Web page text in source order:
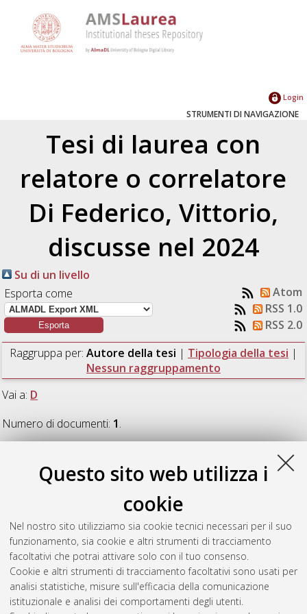
Questo sito web utilizza i
cookie
Nel nostro sito utilizziamo sia cookie tecnici necessari per il suo
funzionamento, sia cookie e altri strumenti di tracciamento
facoltativi che potrai attivare solo con il tuo consenso.
Cookie e altri strumenti di tracciamento facoltativi sono usati per
analisi statistiche, misure sull'efficacia della comunicazione
istituzionale e analisi dei comportamenti degli utenti.
Login
STRUMENTI DI NAVIGAZIONE
Tesi di laurea con
relatore o correlatore
Di Federico, Vittorio,
discusse nel 2024
Su di un livello
Esporta come
Atom
RSS 1.0
RSS 2.0
Raggruppa per: Autore della tesi | Tipologia della tesi |
Nessun raggruppamento
Vai a: D
Numero di documenti: 1.
(2024)Generalized equations for the
magistrale], Università di Bologna, Corso di Studio in
Ingegneria per l'ambiente e il territorio [LM-DM270],
Documento full-text non disponibile
Questa lista e' stata generata ilSat Aug 8 06:02:27 2026